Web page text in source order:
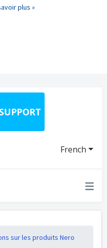
plus »
French
sur les produits Nero